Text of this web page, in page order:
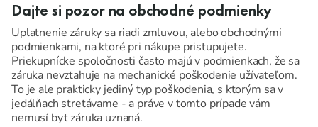
Dajte si pozor na obchodné podmienky
Uplatnenie záruky sa riadi zmluvou, alebo obchodnými
podmienkami, na ktoré pri nákupe pristupujete.
Priekupnícke spoločnosti často majú v podmienkach, že sa
záruka nevzťahuje na mechanické poškodenie užívateľom.
To je ale prakticky jediný typ poškodenia, s ktorým sa v
jedálňach stretávame - a práve v tomto prípade vám
nemusí byť záruka uznaná.